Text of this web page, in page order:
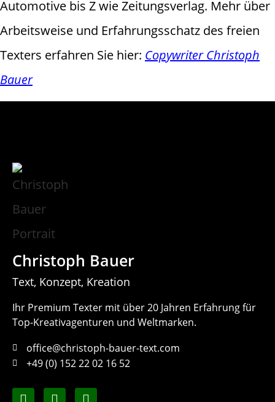
Automotive bis Z wie Zeitungsverlag. Mehr über
Arbeitsweise und Erfahrungsschatz des freien
Texters erfahren Sie hier: Copywriter Christoph
Bauer
Christoph Bauer
Text, Konzept, Kreation
Ihr Premium Texter mit über 20 Jahren Erfahrung für
Top-Kreativagenturen und Weltmarken.
office@christoph-bauer-text.com
+49 (0) 152 22 02 16 52